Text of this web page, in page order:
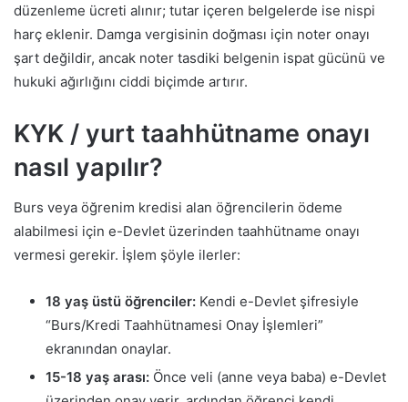
düzenleme ücreti alınır; tutar içeren belgelerde ise nispi
harç eklenir. Damga vergisinin doğması için noter onayı
şart değildir, ancak noter tasdiki belgenin ispat gücünü ve
hukuki ağırlığını ciddi biçimde artırır.
KYK / yurt taahhütname onayı
nasıl yapılır?
Burs veya öğrenim kredisi alan öğrencilerin ödeme
alabilmesi için e-Devlet üzerinden taahhütname onayı
vermesi gerekir. İşlem şöyle ilerler:
18 yaş üstü öğrenciler: Kendi e-Devlet şifresiyle
“Burs/Kredi Taahhütnamesi Onay İşlemleri”
ekranından onaylar.
15-18 yaş arası: Önce veli (anne veya baba) e-Devlet